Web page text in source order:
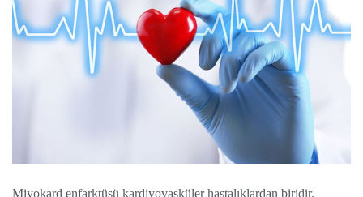
Miyokard enfarktüsü kardiyovasküler hastalıklardan biridir.